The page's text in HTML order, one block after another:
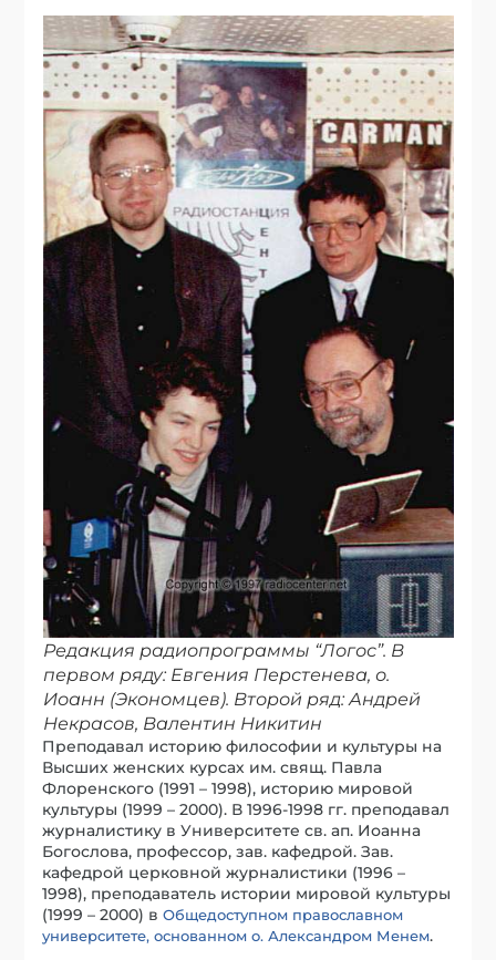
Редакция радиопрограммы “Логос”. В
первом ряду: Евгения Перстенева, о.
Иоанн (Экономцев). Второй ряд: Андрей
Некрасов, Валентин Никитин
Преподавал историю философии и культуры на
Высших женских курсах им. свящ. Павла
Флоренского (1991 – 1998), историю мировой
культуры (1999 – 2000). В 1996-1998 гг. преподавал
журналистику в Университете св. ап. Иоанна
Богослова, профессор, зав. кафедрой. Зав.
кафедрой церковной журналистики (1996 –
1998), преподаватель истории мировой культуры
(1999 – 2000) вОбщедоступном православном
университете, основанном о. Александром Менем.